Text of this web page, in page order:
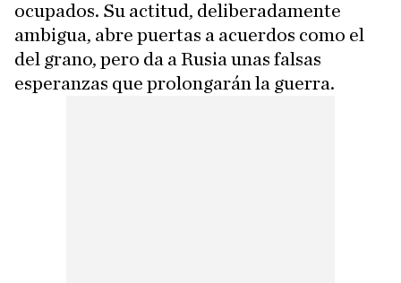
ocupados. Su actitud, deliberadamente
ambigua, abre puertas a acuerdos como el
del grano, pero da a Rusia unas falsas
esperanzas que prolongarán la guerra.